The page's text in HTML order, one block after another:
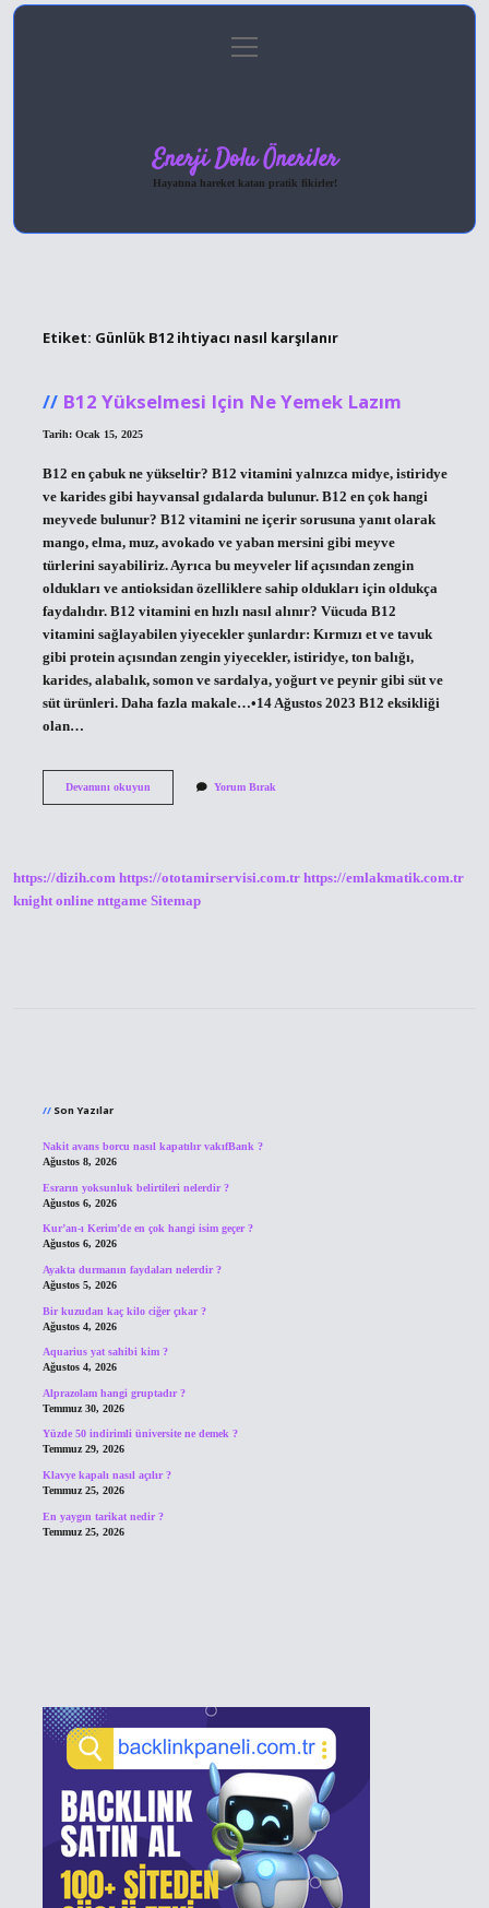
Gizlilik Politikası
menüyü
aç
Enerji Dolu Öneriler
Hayatına hareket katan pratik fikirler!
Etiket: Günlük B12 ihtiyacı nasıl karşılanır
B12 Yükselmesi Için Ne Yemek Lazım
Tarih: Ocak 15, 2025
B12 en çabuk ne yükseltir? B12 vitamini yalnızca midye, istiridye
ve karides gibi hayvansal gıdalarda bulunur. B12 en çok hangi
meyvede bulunur? B12 vitamini ne içerir sorusuna yanıt olarak
mango, elma, muz, avokado ve yaban mersini gibi meyve
türlerini sayabiliriz. Ayrıca bu meyveler lif açısından zengin
oldukları ve antioksidan özelliklere sahip oldukları için oldukça
faydalıdır. B12 vitamini en hızlı nasıl alınır? Vücuda B12
vitamini sağlayabilen yiyecekler şunlardır: Kırmızı et ve tavuk
gibi protein açısından zengin yiyecekler, istiridye, ton balığı,
karides, alabalık, somon ve sardalya, yoğurt ve peynir gibi süt ve
süt ürünleri. Daha fazla makale…•14 Ağustos 2023 B12 eksikliği
olan…
Devamını okuyunB12
Yorum Bırak
https://dizih.com https://ototamirservisi.com.tr https://emlakmatik.com.tr
knight online nttgame Sitemap
Son Yazılar
Nakit avans borcu nasıl kapatılır vakıfBank ?
Ağustos 8, 2026
Esrarın yoksunluk belirtileri nelerdir ?
Ağustos 6, 2026
Kur’an-ı Kerim’de en çok hangi isim geçer ?
Ağustos 6, 2026
Ayakta durmanın faydaları nelerdir ?
Ağustos 5, 2026
Bir kuzudan kaç kilo ciğer çıkar ?
Ağustos 4, 2026
Aquarius yat sahibi kim ?
Ağustos 4, 2026
Alprazolam hangi gruptadır ?
Temmuz 30, 2026
Yüzde 50 indirimli üniversite ne demek ?
Temmuz 29, 2026
Klavye kapalı nasıl açılır ?
Temmuz 25, 2026
En yaygın tarikat nedir ?
Temmuz 25, 2026